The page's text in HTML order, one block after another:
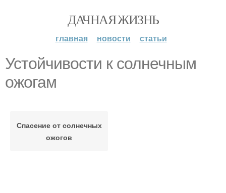
ДАЧНАЯ ЖИЗНЬ
главная новости статьи
Устойчивости к солнечным
ожогам
Спасение от солнечных
ожогов